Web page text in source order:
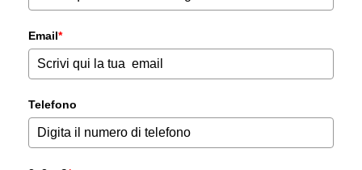
Email*
Telefono